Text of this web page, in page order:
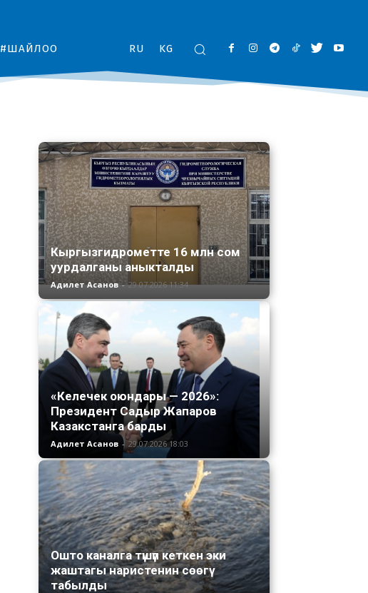
#ШАЙЛОО RU KG
Кыргызгидрометте 16 млн сом
уурдалганы аныкталды
Адилет Асанов - 29.07.2026 11:34
«Келечек оюндары — 2026»:
Президент Садыр Жапаров
Казакстанга барды
Адилет Асанов - 29.07.2026 18:03
Ошто каналга түшүп кеткен эки
жаштагы наристенин сөөгү
табылды